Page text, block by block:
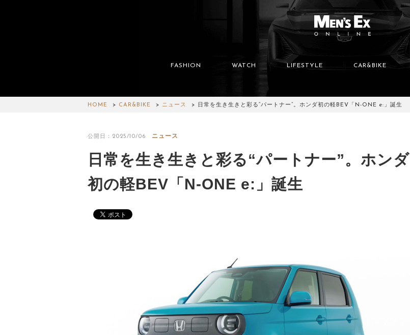
FASHION WATCH LIFESTYLE CAR&BIKE
HOME CAR&BIKE ニュース 日常を生き生きと彩る“パートナー”。ホンダ初の軽BEV「N-ONE e:」誕生
公開日：2025/10/06 ニュース
日常を生き生きと彩る“パートナー”。ホンダ
初の軽BEV「N-ONE e:」誕生